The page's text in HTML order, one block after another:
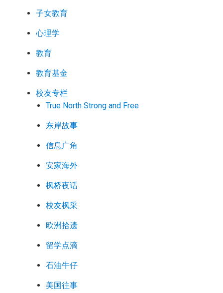
子女教育
心理学
教育
教育基金
校友专栏
True North Strong and Free
东岸故事
信息广角
安家海外
枫桥夜话
校友枫采
欧洲拾遗
留学点滴
石油牛仔
美国往事